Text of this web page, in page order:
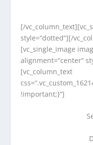
[/
style=“dotted“][/
[vc_single_image
alignment=“center“
[vc_column_text
!important;}“]